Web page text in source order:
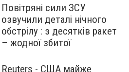
Повітряні сили ЗСУ
озвучили деталі нічного
обстрілу : з десятків ракет
– жодної збитої
Reuters - США майже